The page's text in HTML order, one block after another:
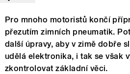
Pro mnoho motoristů končí
přezutím zimních pneumatik.
další úpravy, aby v zimě dobře
udělá elektronika, i tak se však
zkontrolovat základní věci.